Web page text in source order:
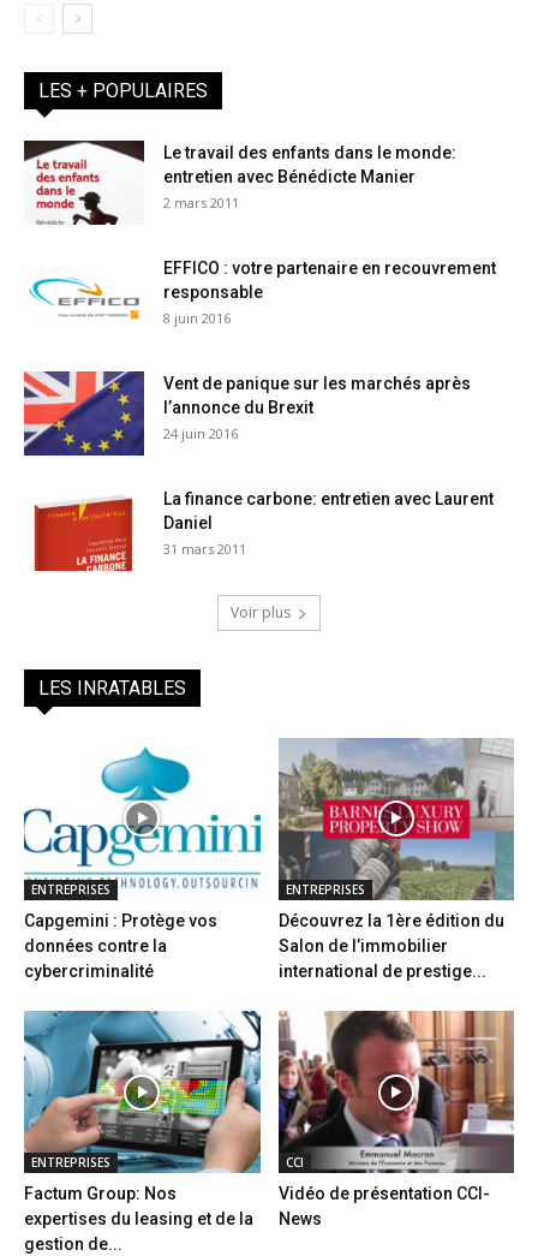
LES + POPULAIRES
Le travail des enfants dans le monde:
entretien avec Bénédicte Manier
2 mars 2011
EFFICO : votre partenaire en recouvrement
responsable
8 juin 2016
Vent de panique sur les marchés après
l’annonce du Brexit
24 juin 2016
La finance carbone: entretien avec Laurent
Daniel
31 mars 2011
Voir plus
LES INRATABLES
ENTREPRISES
Capgemini : Protège vos
données contre la
cybercriminalité
ENTREPRISES
Découvrez la 1ère édition du
Salon de l’immobilier
international de prestige...
ENTREPRISES
Factum Group: Nos
expertises du leasing et de la
gestion de...
CCI
Vidéo de présentation CCI-
News